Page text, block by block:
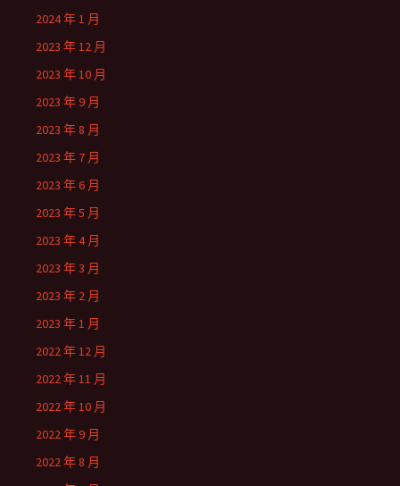
2024 年 1 月
2023 年 12 月
2023 年 10 月
2023 年 9 月
2023 年 8 月
2023 年 7 月
2023 年 6 月
2023 年 5 月
2023 年 4 月
2023 年 3 月
2023 年 2 月
2023 年 1 月
2022 年 12 月
2022 年 11 月
2022 年 10 月
2022 年 9 月
2022 年 8 月